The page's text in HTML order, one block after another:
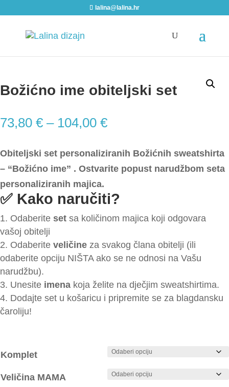
lalina@lalina.hr
Božićno ime obiteljski set
73,80 € – 104,00 €
Obiteljski set personaliziranih Božićnih sweatshirta
– “Božićno ime” . Ostvarite popust narudžbom seta
personaliziranih majica.
✅ Kako naručiti?
Odaberite set sa količinom majica koji odgovara
vašoj obitelji
Odaberite veličine za svakog člana obitelji (ili
odaberite opciju NIŠTA ako se ne odnosi na Vašu
narudžbu).
Unesite imena koja želite na dječjim sweatshirtima.
Dodajte set u košaricu i pripremite se za blagdansku
čaroliju!
Komplet
Veličina MAMA